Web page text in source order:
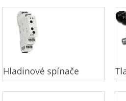
Hladinové spínače